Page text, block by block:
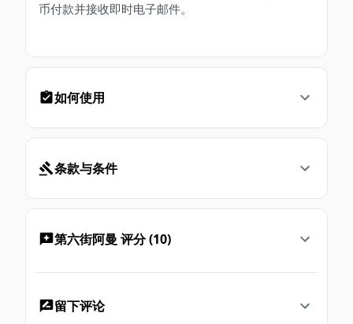
币付款并接收即时电子邮件。
如何使用
条款与条件
第六街阿曼 评分 (10)
留下评论